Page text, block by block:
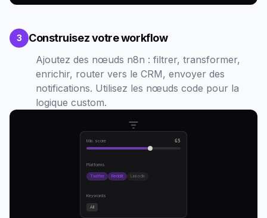
3 Construisez votre workflow
Ajoutez des nœuds n8n : filtrer, transformer,
enrichir, router vers le CRM, envoyer des
notifications. Utilisez les nœuds code pour la
logique custom.
Min. score 65
Platforms
Twitter Reddit LinkedIn
Keywords
All